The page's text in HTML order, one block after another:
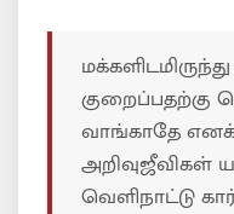
குறைப்பதற்கு
வாங்காதே எனக்
அறிவுஜீவிகள்
வெளிநாட்டு